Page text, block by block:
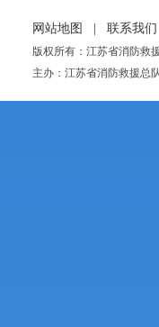
网站地图 联系我们
版权所有：江苏省消防救
主办：江苏省消防救援总